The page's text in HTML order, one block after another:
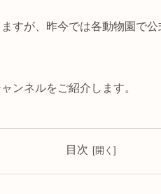
すが、昨今では各動物園で
ンネルをご紹介します。
目次